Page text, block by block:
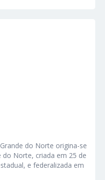
do Norte origina-se
do Norte, criada em 25 de
e federalizada em